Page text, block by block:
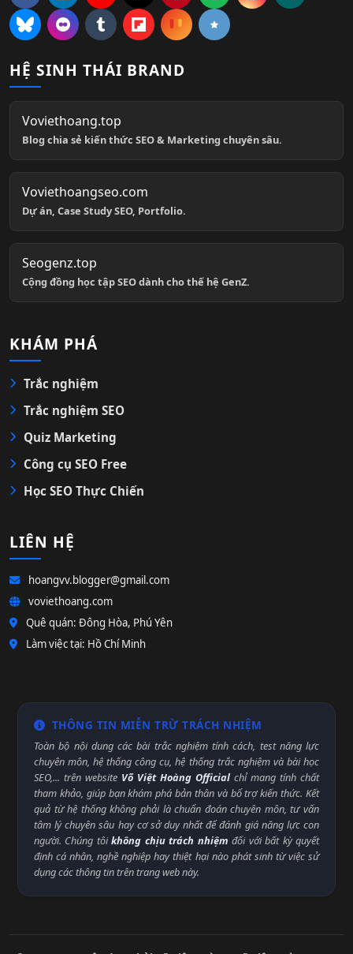
HỆ SINH THÁI BRAND
Voviethoang.top
Blog chia sẻ kiến thức SEO & Marketing chuyên sâu.
Voviethoangseo.com
Dự án, Case Study SEO, Portfolio.
Seogenz.top
Cộng đồng học tập SEO dành cho thế hệ GenZ.
KHÁM PHÁ
Trắc nghiệm
Trắc nghiệm SEO
Quiz Marketing
Công cụ SEO Free
Học SEO Thực Chiến
LIÊN HỆ
hoangvv.blogger@gmail.com
voviethoang.com
Quê quán: Đông Hòa, Phú Yên
Làm việc tại: Hồ Chí Minh
THÔNG TIN MIỄN TRỪ TRÁCH NHIỆM
Toàn bộ nội dung các bài trắc nghiệm tính cách, test năng lực
chuyên môn, hệ thống công cụ, hệ thống trắc nghiệm và bài học
SEO,... trên website Võ Việt Hoàng Official chỉ mang tính chất
tham khảo, giúp bạn khám phá bản thân và bổ trợ kiến thức. Kết
quả từ hệ thống không phải là chuẩn đoán chuyên môn, tư vấn
tâm lý chuyên sâu hay cơ sở duy nhất để đánh giá năng lực con
người. Chúng tôikhông chịu trách nhiệm đối với bất kỳ quyết
định cá nhân, nghề nghiệp hay thiệt hại nào phát sinh từ việc sử
dụng các thông tin trên trang web này.